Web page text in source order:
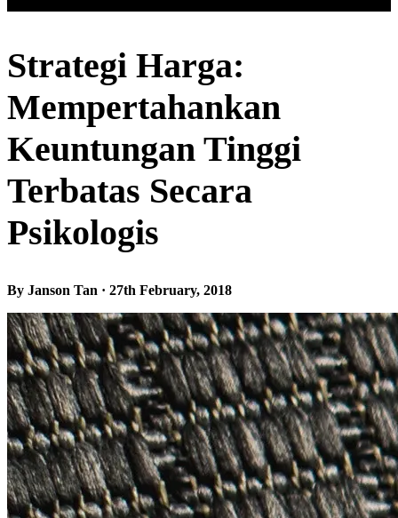
Strategi Harga:
Mempertahankan
Keuntungan Tinggi
Terbatas Secara
Psikologis
By Janson Tan · 27th February, 2018